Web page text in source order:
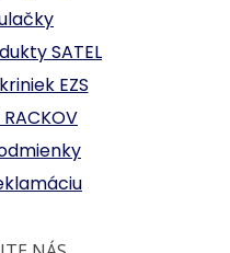
SATEL
EZS